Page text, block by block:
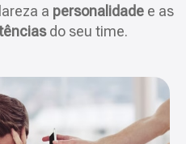
a personalidade e as
do seu time.